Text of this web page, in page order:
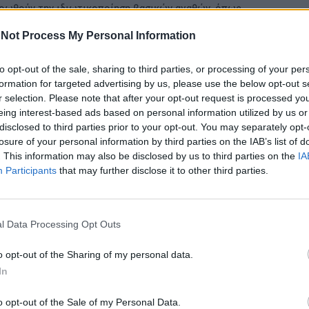
Not Process My Personal Information
opt-out of the sale, sharing to third parties, or processing of your
for targeted advertising by us, please use the below opt-out
selection. Please note that after your opt-out request is processed
interest-based ads based on personal information utilized by us
to third parties prior to your opt-out. You may separately
of your personal information by third parties on the IAB’s list of
This information may also be disclosed by us to third parties on the
Participants that may further disclose it to other third parties.
Data Processing Opt Outs
opt-out of the Sharing of my personal data.
opt-out of the Sale of my Personal Data.
την ιδιωτικοποίηση βασικών αγαθών, όπως
απροστάτευτους από τα funds εκατοντάδες
την αισχροκέρδεια στην ενέργεια και στα
μείωση της αγοραστικής δύναμης και σε
το τέλος της κυβέρνησης
στράφηκε εναντίον των εργαζομένων και έπληξε
τις συλλογικές διαπραγματεύσεις, απέτρεψε
επίπεδα, θεσμοθέτησε τις απλήρωτες
δικαιώματα, όπως ο βάσιμος λόγος στις
που εργάζονται πιο πολύ από ποτέ και το
μήνα, υπάρχει και άλλος δρόμος.
αδικία.